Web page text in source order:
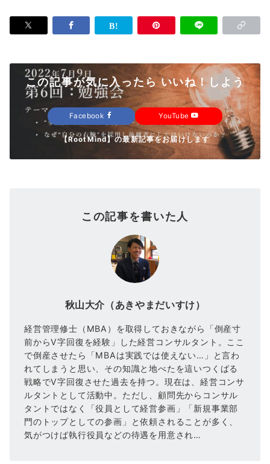
この記事が気に入ったら いいね！しよう
Facebook YouTube
【RootMind】の最新記事をお届けします
この記事を書いた人
秋山大介（あきやまだいすけ）
経営管理修士（MBA）を取得しておきながら「倒産寸
前からV字回復を経験」した経営コンサルタント。ここ
で倒産させたら「MBAは実践では使えない…」と言わ
れてしまうと思い、その知識と地べたを這いつくばる
戦略でV字回復させた過去を持つ。現在は、経営コンサ
ルタントとして活動中。ただし、顧問先からコンサル
タントではなく「役員として経営参画」「新規事業部
門のトップとしての参画」と依頼されることが多く、
気がつけば執行役員などの待遇を用意され…